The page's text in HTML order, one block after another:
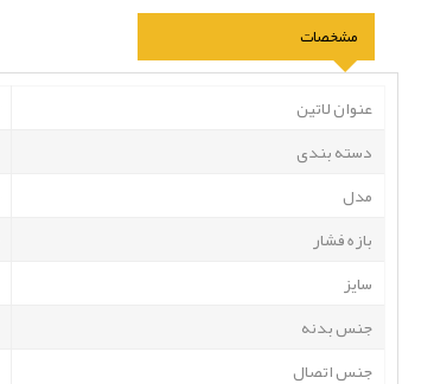
مشخصات
عنوان لاتین
دسته بندی
مدل
بازه فشار
سایز
جنس بدنه
جنس اتصال